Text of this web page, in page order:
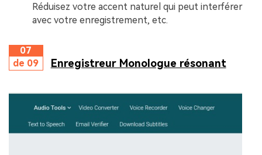
Réduisez votre accent naturel qui peut interférer
avec votre enregistrement, etc.
07
de 09
Enregistreur Monologue résonant